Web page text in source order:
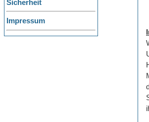
Sicherheit
Impressum